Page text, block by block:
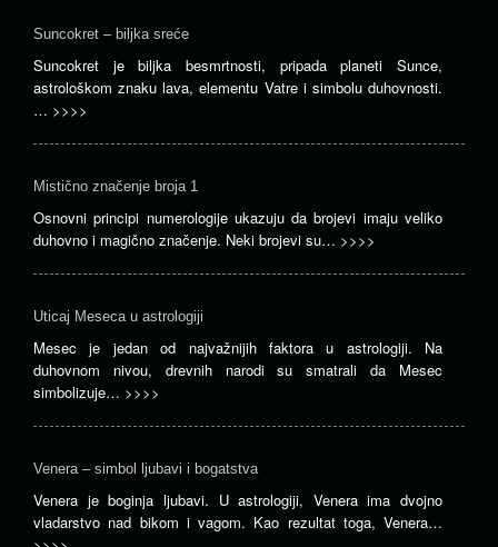
Suncokret – biljka sreće
Suncokret je biljka besmrtnosti, pripada planeti Sunce,
astrološkom znaku lava, elementu Vatre i simbolu duhovnosti.
… >>>>
Mistično značenje broja 1
Osnovni principi numerologije ukazuju da brojevi imaju veliko
duhovno i magično značenje. Neki brojevi su… >>>>
Uticaj Meseca u astrologiji
Mesec je jedan od najvažnijih faktora u astrologiji. Na
duhovnom nivou, drevnih narodi su smatrali da Mesec
simbolizuje… >>>>
Venera – simbol ljubavi i bogatstva
Venera je boginja ljubavi. U astrologiji, Venera ima dvojno
vladarstvo nad bikom i vagom. Kao rezultat toga, Venera…